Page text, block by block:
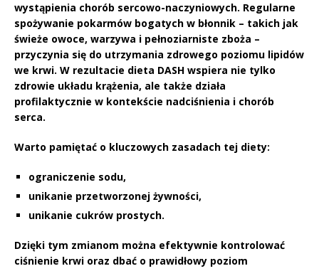
wystąpienia chorób sercowo-naczyniowych. Regularne
spożywanie pokarmów bogatych w błonnik – takich jak
świeże owoce, warzywa i pełnoziarniste zboża –
przyczynia się do utrzymania zdrowego poziomu lipidów
we krwi. W rezultacie dieta DASH wspiera nie tylko
zdrowie układu krążenia, ale także działa
profilaktycznie w kontekście nadciśnienia i chorób
serca.
Warto pamiętać o kluczowych zasadach tej diety:
ograniczenie sodu,
unikanie przetworzonej żywności,
unikanie cukrów prostych.
Dzięki tym zmianom można efektywnie kontrolować
ciśnienie krwi oraz dbać o prawidłowy poziom